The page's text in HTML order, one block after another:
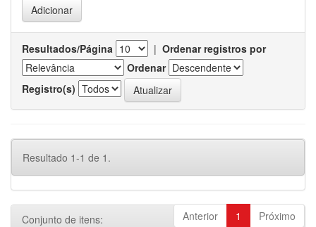
Resultados/Página | Ordenar registros por
Ordenar
Registro(s)
Resultado 1-1 de 1.
Anterior 1 Próximo
Conjunto de itens: